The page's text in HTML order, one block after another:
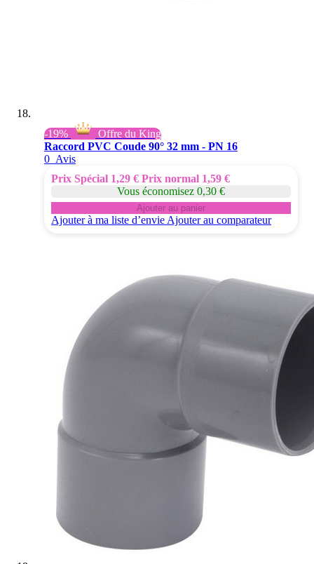
-19%
Offre du King
Raccord PVC Coude 90° 32 mm - PN 16
0 Avis
Prix Spécial 1,29 € Prix normal 1,59 €
Vous économisez 0,30 €
Ajouter au panier
Ajouter à ma liste d’envie Ajouter au comparateur